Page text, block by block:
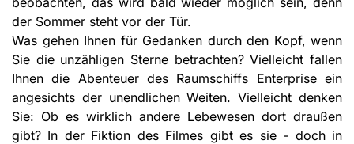
der Sommer steht vor der Tür.
Was gehen Ihnen für Gedanken durch den Kopf, wenn
Sie die unzähligen Sterne betrachten? Vielleicht fallen
Ihnen die Abenteuer des Raumschiffs Enterprise ein
angesichts der unend­lichen Weiten. Vielleicht denken
Sie: Ob es wirklich andere Lebewesen dort draußen
gibt? In der Fiktion des Filmes gibt es sie - doch in